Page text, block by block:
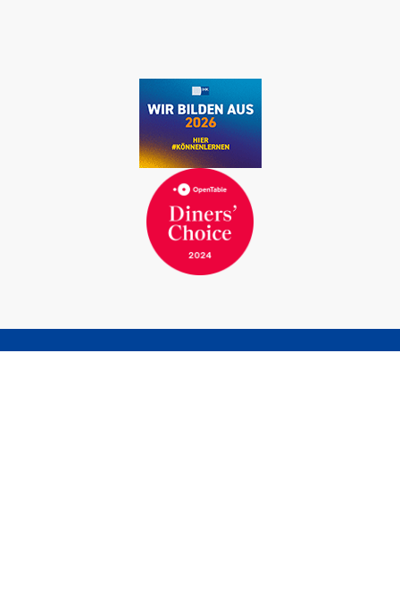
ZIMMER BUCHEN TISCH RESERVIEREN